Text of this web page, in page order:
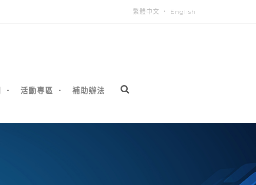
繁體中文 ‧ English
活動專區 補助辦法